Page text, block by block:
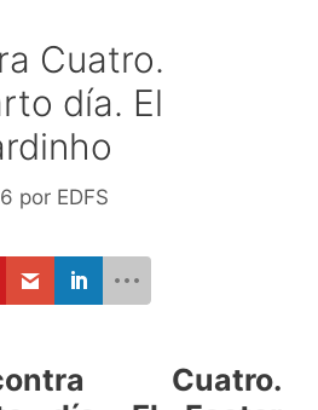
Cuatro.
día. El
por EDFS
Cuatro.